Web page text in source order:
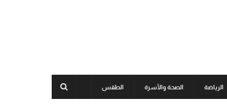
الرياضة الصحة والأسرة الطقس